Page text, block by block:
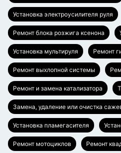
Установка электроусилителя руля
Ремонт блока розжига ксенона
Установка мультируля Ремонт
Ремонт выхлопной системы
Ремонт и замена катализатора
Замена, удаление или очистка
Установка пламегасителя
Ремонт мотоциклов Ремонт